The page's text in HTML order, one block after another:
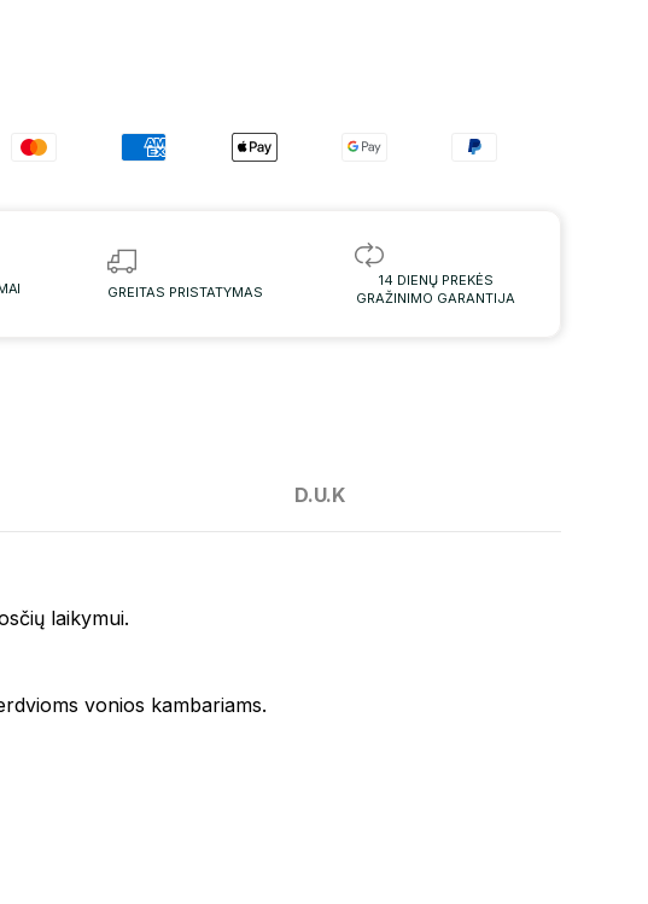
GREITAS PRISTATYMAS
14 DIENŲ PREKĖS
GRAŽINIMO GARANTIJA
D.U.K
laikymui.
vonios kambariams.